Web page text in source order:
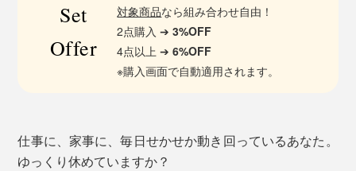
Set
Offer
対象商品なら組み合わせ自由！
2点購入 ➔3%OFF
4点以上 ➔6%OFF
※購入画面で自動適用されます。
仕事に、家事に、毎日せかせか動き回っているあなた。
ゆっくり休めていますか？